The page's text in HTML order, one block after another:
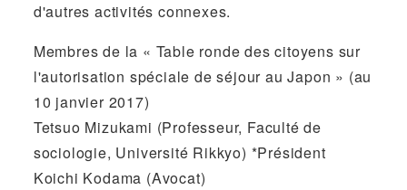
d'autres activités connexes.
Membres de la « Table ronde des citoyens sur
l'autorisation spéciale de séjour au Japon » (au
10 janvier 2017)
Tetsuo Mizukami (Professeur, Faculté de
sociologie, Université Rikkyo) *Président
Koichi Kodama (Avocat)